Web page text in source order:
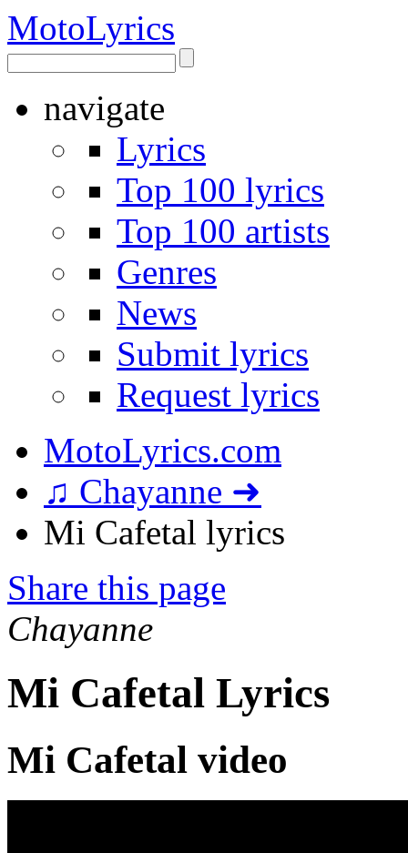
MotoLyrics
navigate
Lyrics
Top 100 lyrics
Top 100 artists
Genres
News
Submit lyrics
Request lyrics
MotoLyrics.com
♫ Chayanne ➜
Mi Cafetal lyrics
Share this page
Chayanne
Mi Cafetal Lyrics
Mi Cafetal video